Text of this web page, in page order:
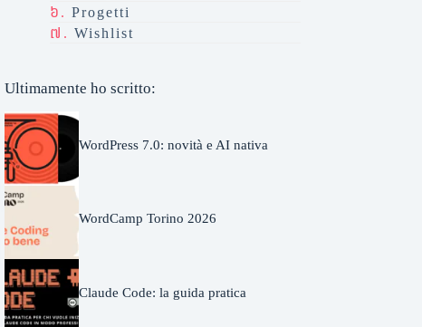
Progetti
Wishlist
Ultimamente ho scritto:
WordPress 7.0: novità e AI nativa
WordCamp Torino 2026
Claude Code: la guida pratica